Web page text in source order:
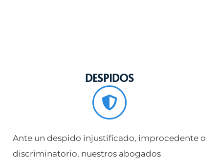
DESPIDOS
Ante un despido injustificado, improcedente o
discriminatorio, nuestros abogados